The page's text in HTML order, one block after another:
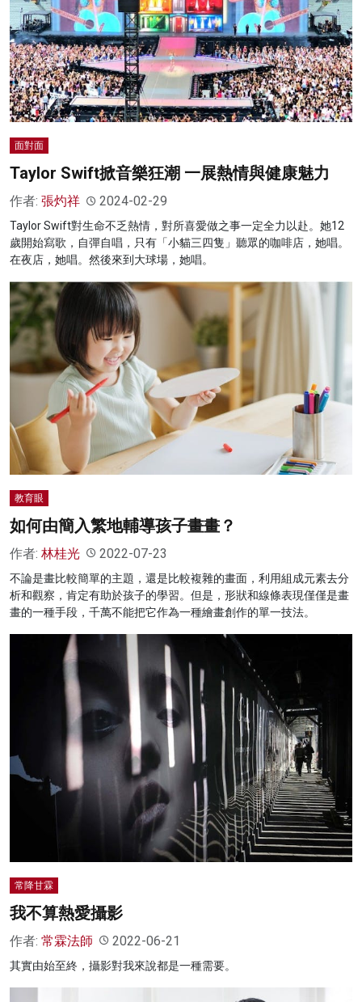
面對面
Taylor Swift掀音樂狂潮 一展熱情與健康魅力
作者: 張灼祥 2024-02-29
Taylor Swift對生命不乏熱情，對所喜愛做之事一定全力以赴。她12
歲開始寫歌，自彈自唱，只有「小貓三四隻」聽眾的咖啡店，她唱。
在夜店，她唱。然後來到大球場，她唱。
教育眼
如何由簡入繁地輔導孩子畫畫？
作者: 林桂光 2022-07-23
不論是畫比較簡單的主題，還是比較複雜的畫面，利用組成元素去分
析和觀察，肯定有助於孩子的學習。但是，形狀和線條表現僅僅是畫
畫的一種手段，千萬不能把它作為一種繪畫創作的單一技法。
常降甘霖
我不算熱愛攝影
作者: 常霖法師 2022-06-21
其實由始至終，攝影對我來說都是一種需要。